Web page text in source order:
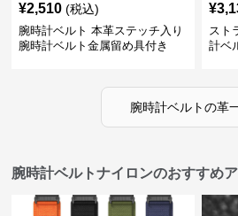
¥2,510 (税込)
腕時計ベルト 本革ステッチ入り
腕時計ベルト金属留め具付き
¥
スト
計ベ
腕時計ベルトの革
腕時計ベルトナイロンのおすすめ